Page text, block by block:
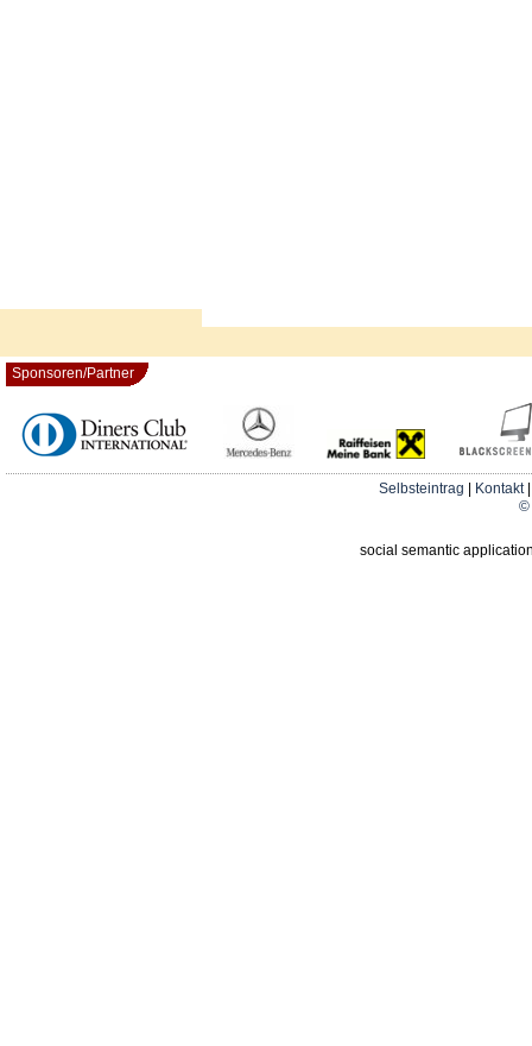
Sponsoren/Partner
Selbsteintrag Kontakt
©
social semantic